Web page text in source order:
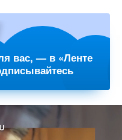
вас, — в «Ленте